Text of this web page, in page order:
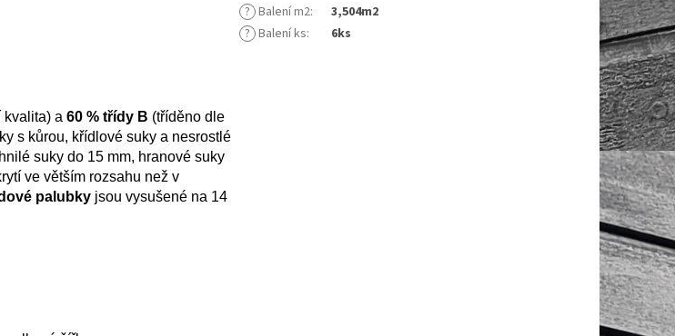
kvalita) a 60 % třídy B (tříděno dle
s kůrou, křídlové suky a nesrostlé
suky do 15 mm, hranové suky
ve větším rozsahu než v
palubky jsou vysušené na 14
? Balení m2:
3,504m2
? Balení ks: 6ks